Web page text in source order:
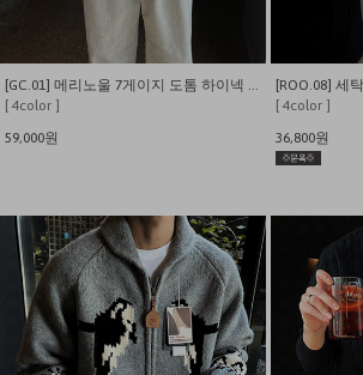
[GC.01] 메리노울 7게이지 도톰 하이넥 집업 니트
[ 4color ]
59,000원
[ 4color ]
36,800원